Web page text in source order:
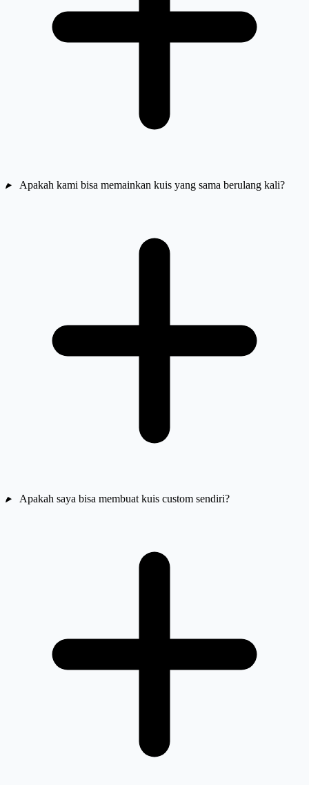
Apakah kami bisa memainkan kuis yang sama berulang kali?
Apakah saya bisa membuat kuis custom sendiri?